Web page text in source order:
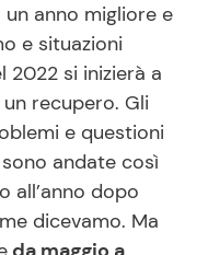
anno migliore e
e situazioni
2022 si inizierà a
recupero. Gli
e questioni
andate così
all’anno dopo
dicevamo. Ma